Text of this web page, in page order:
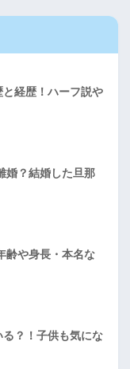
経歴！ハーフ説や
婚？結婚した旦那
齢や身長・本名な
？！子供も気にな